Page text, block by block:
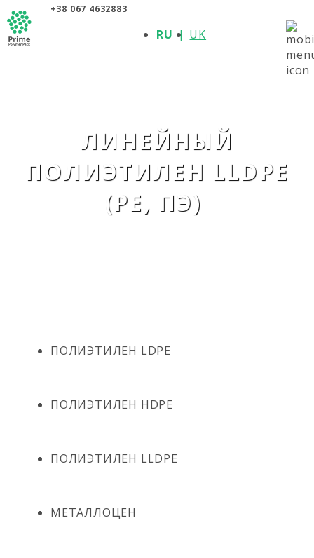
+38 067 4632883
RU UK
ЛИНЕЙНЫЙ
ПОЛИЭТИЛЕН LLDPE
(PE, ПЭ)
ПОЛИЭТИЛЕН LDPE
ПОЛИЭТИЛЕН HDPE
ПОЛИЭТИЛЕН LLDPE
МЕТАЛЛОЦЕН
О КОМПАНИИ
ПРОДУКЦИЯ